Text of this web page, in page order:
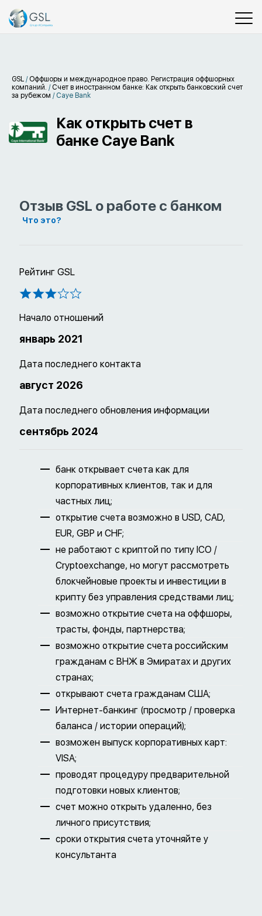
GSL / Оффшоры и международное право. Регистрация оффшорных
компаний. / Счет в иностранном банке: Как открыть банковский счет
за рубежом / Caye Bank
Как открыть счет в
банке Caye Bank
Отзыв GSL о работе с банком
Что это?
Рейтинг GSL
Начало отношений
январь 2021
Дата последнего контакта
август 2026
Дата последнего обновления информации
сентябрь 2024
банк открывает счета как для
корпоративных клиентов, так и для
частных лиц;
открытие счета возможно в USD, CAD,
EUR, GBP и CHF;
не работают с криптой по типу ICO /
Cryptoexchange, но могут рассмотреть
блокчейновые проекты и инвестиции в
крипту без управления средствами лиц;
возможно открытие счета на оффшоры,
трасты, фонды, партнерства;
возможно открытие счета российским
гражданам с ВНЖ в Эмиратах и других
странах;
открывают счета гражданам США;
Интернет-банкинг (просмотр / проверка
баланса / истории операций);
возможен выпуск корпоративных карт:
VISA;
проводят процедуру предварительной
подготовки новых клиентов;
счет можно открыть удаленно, без
личного присутствия;
сроки открытия счета уточняйте у
консультанта